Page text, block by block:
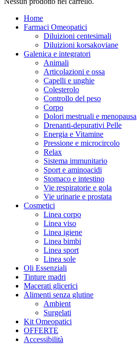
Home
Farmaci Omeopatici
Diluizioni centesimali
Diluizioni korsakoviane
Galenica e integratori
Animali
Articolazioni e ossa
Capelli e unghie
Colesterolo
Controllo del peso
Corpo
Dolori mestruali e menopausa
Drenanti-depurativi Pelle
Energia e Vitamine
Pressione e microcircolo
Relax
Sistema immunitario
Sport e aminoacidi
Stomaco e intestino
Vie respiratorie e gola
Vie urinarie e prostata
Cosmetici
Linea corpo
Linea viso
Linea igiene
Linea bimbi
Linea sport
Linea sole
Oli Essenziali
Tinture madri
Macerati glicerici
Alimenti senza glutine
Ambient
Surgelati
Kit Omeopatici
OFFERTE
Accessibilità